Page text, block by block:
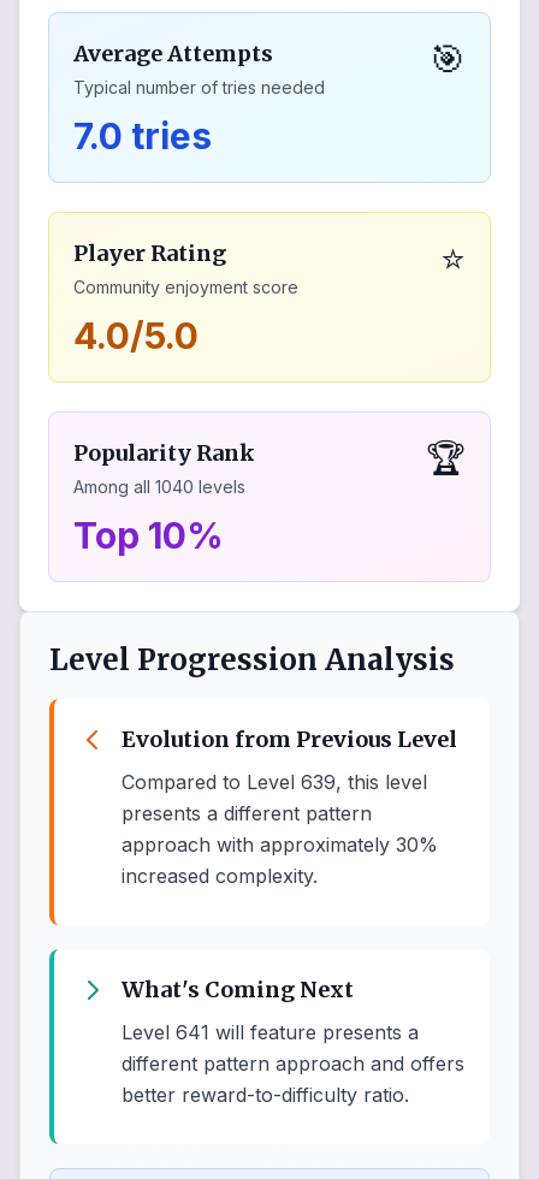
Average Attempts
Typical number of tries needed
🎯
7.0 tries
Player Rating
Community enjoyment score
⭐
4.0/5.0
Popularity Rank
Among all 1040 levels
🏆
Top 10%
Level Progression Analysis
Evolution from Previous Level
Compared to Level 639, this level
presents a different pattern
approach with approximately 30%
increased complexity.
What's Coming Next
Level 641 will feature presents a
different pattern approach and offers
better reward-to-difficulty ratio.